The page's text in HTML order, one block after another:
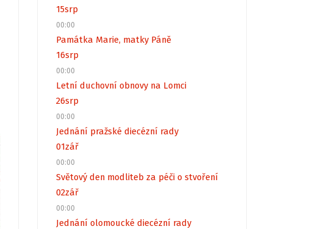
15srp
00:00
Památka Marie, matky Páně
16srp
00:00
Letní duchovní obnovy na Lomci
26srp
00:00
Jednání pražské diecézní rady
01zář
00:00
Světový den modliteb za péči o stvoření
02zář
00:00
Jednání olomoucké diecézní rady